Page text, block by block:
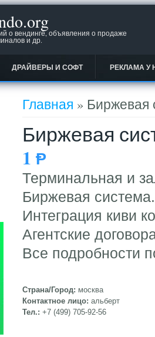
о вендинге, объявления о продаже
и др.
ДРАЙВЕРЫ И СОФТ РЕКЛАМА У
Вы здесь
Главная » Биржевая
Биржевая
1 Ᵽ
Терминальная и
Биржевая
Интеграция киви
Агентские
Все подробности
Страна/Город: москва
Контактное лицо: альберт
Тел.: +7 (499) 705-92-56